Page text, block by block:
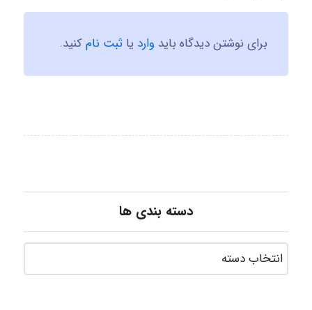
برای نوشتن دیدگاه باید وارد یا ثبت نامکنید.
دسته بندی ها